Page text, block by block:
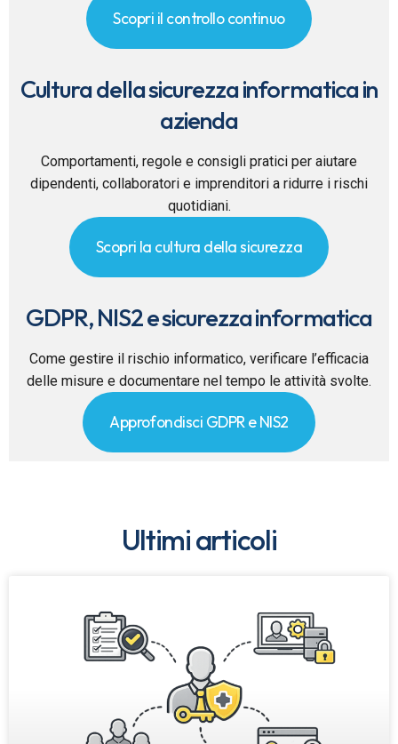
Scopri il controllo continuo
Cultura della sicurezza informatica in
azienda
Comportamenti, regole e consigli pratici per aiutare
dipendenti, collaboratori e imprenditori a ridurre i rischi
quotidiani.
Scopri la cultura della sicurezza
GDPR, NIS2 e sicurezza informatica
Come gestire il rischio informatico, verificare l’efficacia
delle misure e documentare nel tempo le attività svolte.
Approfondisci GDPR e NIS2
Ultimi articoli